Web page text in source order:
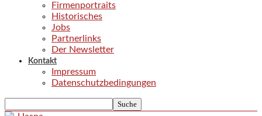
Firmenportraits
Historisches
Jobs
Partnerlinks
Der Newsletter
Kontakt
Impressum
Datenschutzbedingungen